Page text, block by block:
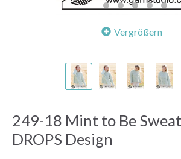
Vergrößern
249-18 Mint to Be
DROPS Design